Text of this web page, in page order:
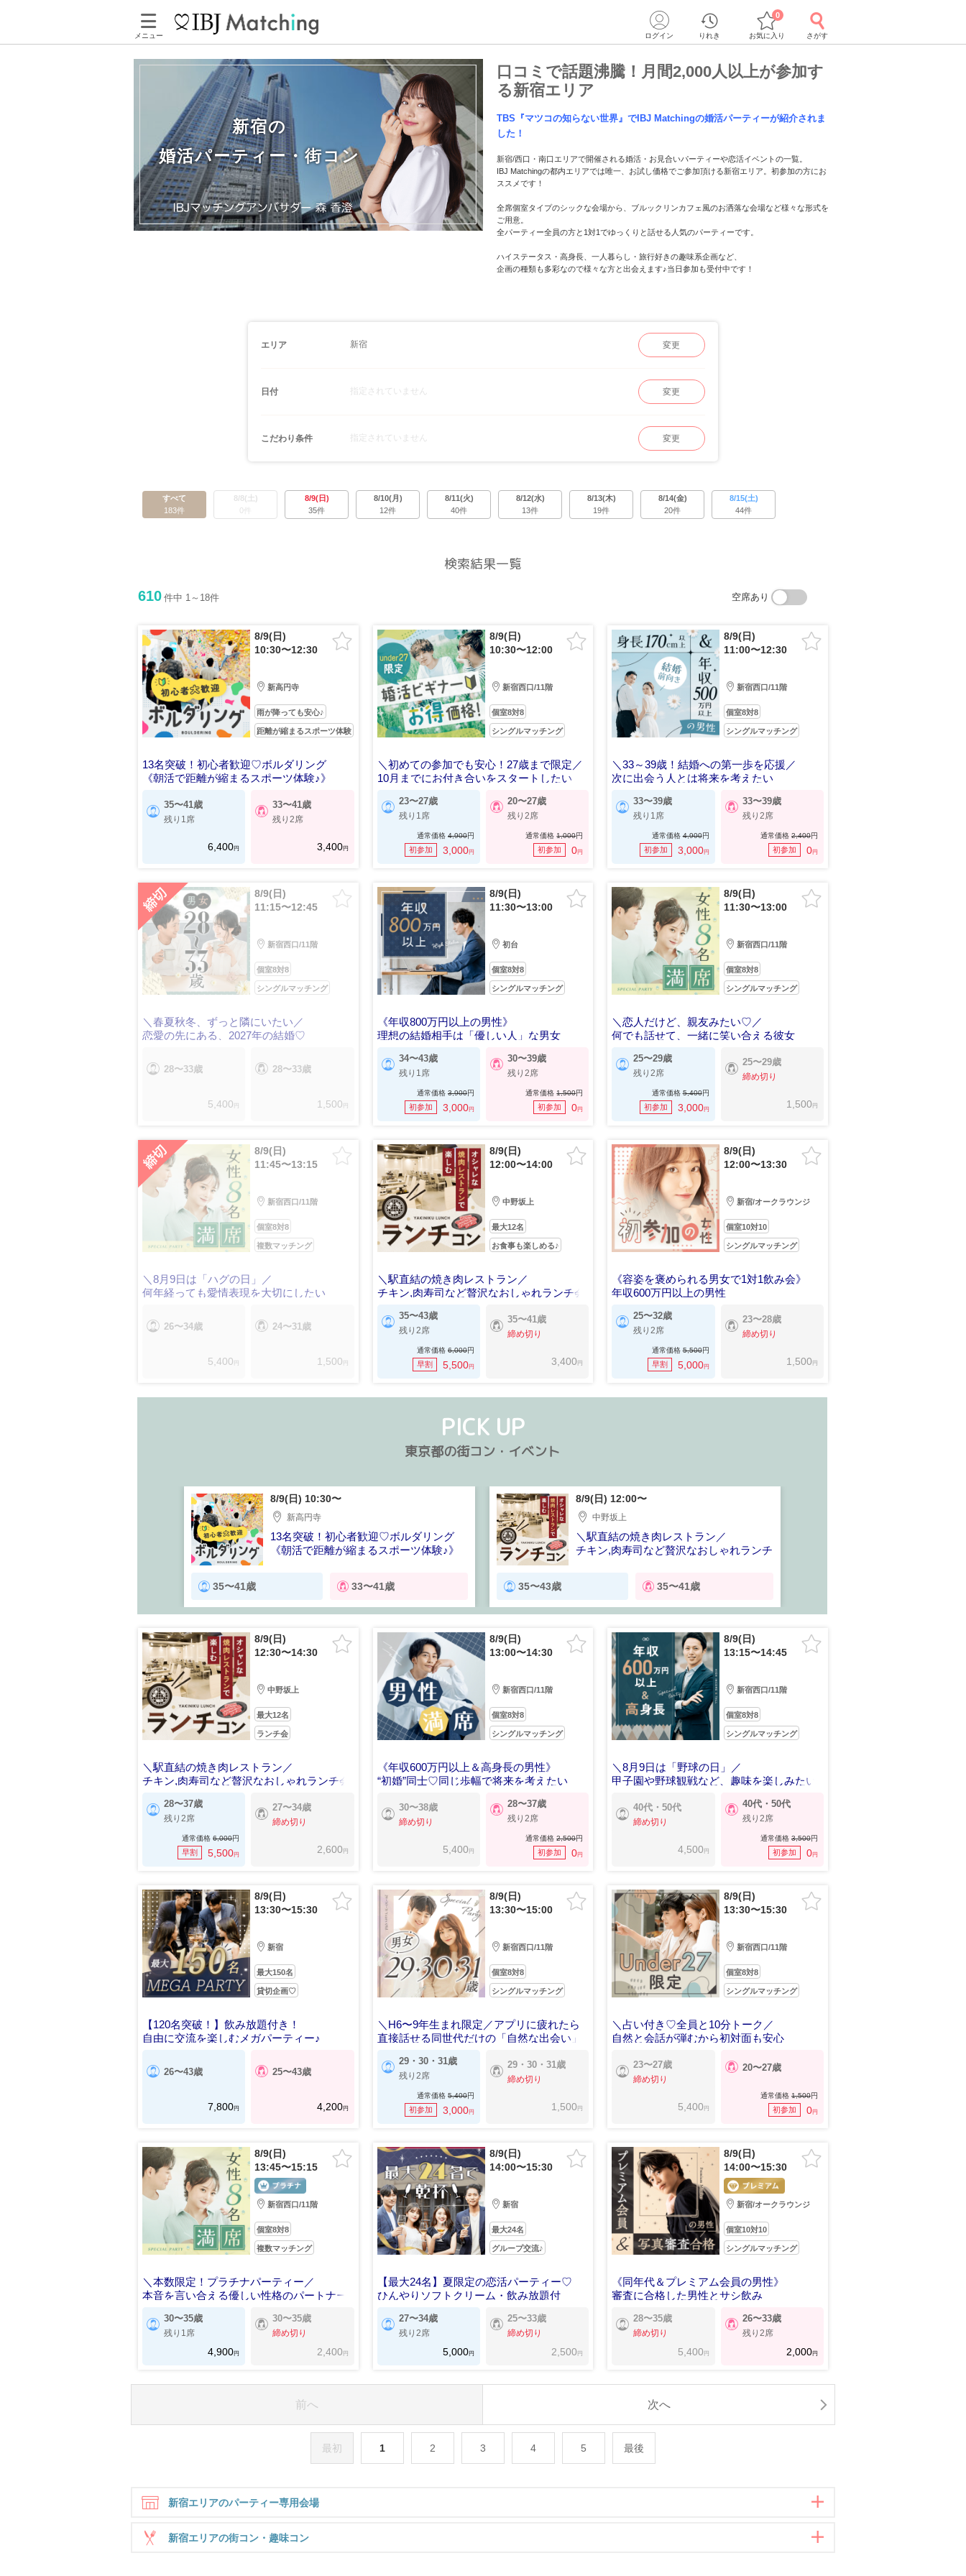
メニュー ログイン りれき お気に入り
0
さがす
新宿の
婚活パーティー・街コン
口コミで話題沸騰！月間2,000人以上が参加す
る新宿エリア
TBS『マツコの知らない世界』でIBJ Matchingの婚活パーティーが紹介されま
した！
新宿/西口・南口エリアで開催される婚活・お見合いパーティーや恋活イベントの一覧。
IBJ Matchingの都内エリアでは唯一、お試し価格でご参加頂ける新宿エリア。初参加の方にお
ススメです！
全席個室タイプのシックな会場から、ブルックリンカフェ風のお洒落な会場など様々な形式を
ご用意。
全パーティー全員の方と1対1でゆっくりと話せる人気のパーティーです。
ハイステータス・高身長、一人暮らし・旅行好きの趣味系企画など、
企画の種類も多彩なので様々な方と出会えます♪当日参加も受付中です！
エリア 新宿 変更
日付 指定されていません 変更
こだわり条件 指定されていません 変更
すべて
183件
8/8(土)
0件
8/9(日)
35件
8/10(月)
12件
8/11(火)
40件
8/12(水)
13件
8/13(木)
19件
8/14(金)
20件
8/15(土)
44件
検索結果一覧
610 件中 1～18件 空席あり
8/9(日)
10:30〜12:30
新高円寺
雨が降っても安心♪
距離が縮まるスポーツ体験
13名突破！初心者歓迎♡ボルダリング
《朝活で距離が縮まるスポーツ体験♪》
35〜41歳
残り1席
6,400円
33〜41歳
残り2席
3,400円
8/9(日)
10:30〜12:00
新宿西口/11階
個室8対8
シングルマッチング
＼初めての参加でも安心！27歳まで限定／
10月までにお付き合いをスタートしたい
23〜27歳
残り1席
通常価格 4,900円
初参加 3,000円
20〜27歳
残り2席
通常価格1,000円
初参加 0円
8/9(日)
11:00〜12:30
新宿西口/11階
個室8対8
シングルマッチング
＼33～39歳！結婚への第一歩を応援／
次に出会う人とは将来を考えたい
33〜39歳
残り1席
通常価格4,900円
初参加 3,000円
33〜39歳
残り2席
通常価格 2,400円
初参加 0円
8/9(日)
11:15〜12:45
新宿西口/11階
個室8対8
シングルマッチング
＼春夏秋冬、ずっと隣にいたい／
恋愛の先にある、2027年の結婚♡
28〜33歳
5,400 円
28〜33歳
1,500 円
8/9(日)
11:30〜13:00
初台
個室8対8
シングルマッチング
《年収800万円以上の男性》
理想の結婚相手は「優しい人」な男女
34〜43歳
残り1席
通常価格 3,900円
初参加 3,000円
30〜39歳
残り2席
通常価格1,500円
初参加 0円
8/9(日)
11:30〜13:00
新宿西口/11階
個室8対8
シングルマッチング
＼恋人だけど、親友みたい♡／
何でも話せて、一緒に笑い合える彼女
25〜29歳
残り2席
通常価格5,400円
初参加 3,000円
25〜29歳
締め切り
1,500 円
8/9(日)
11:45〜13:15
新宿西口/11階
個室8対8
複数マッチング
＼8月9日は「ハグの日」／
何年経っても愛情表現を大切にしたい
26〜34歳
5,400 円
24〜31歳
1,500 円
8/9(日)
12:00〜14:00
中野坂上
最大12名
お食事も楽しめる♪
＼駅直結の焼き肉レストラン／
チキン,肉寿司など贅沢なおしゃれランチ会
35〜43歳
残り2席
通常価格 6,000円
早割 5,500円
35〜41歳
締め切り
3,400 円
8/9(日)
12:00〜13:30
新宿/オークラウンジ
個室10対10
シングルマッチング
《容姿を褒められる男女で1対1飲み会》
年収600万円以上の男性
25〜32歳
残り2席
通常価格5,500円
早割 5,000円
23〜28歳
締め切り
1,500 円
PICK UP
東京都の街コン・イベント
8/9(日) 10:30〜
新高円寺
13名突破！初心者歓迎♡ボルダリング
《朝活で距離が縮まるスポーツ体験♪》
35〜41歳 33〜41歳
8/9(日) 12:00〜
中野坂上
＼駅直結の焼き肉レストラン／
チキン,肉寿司など贅沢なおしゃれランチ
35〜43歳 35〜41歳
8/9(日)
12:30〜14:30
中野坂上
最大12名
ランチ会
＼駅直結の焼き肉レストラン／
チキン,肉寿司など贅沢なおしゃれランチ会
28〜37歳
残り2席
通常価格6,000円
早割 5,500円
27〜34歳
締め切り
2,600 円
8/9(日)
13:00〜14:30
新宿西口/11階
個室8対8
シングルマッチング
《年収600万円以上＆高身長の男性》
“初婚”同士♡同じ歩幅で将来を考えたい
30〜38歳
締め切り
5,400 円
28〜37歳
残り2席
通常価格2,500円
初参加 0円
8/9(日)
13:15〜14:45
新宿西口/11階
個室8対8
シングルマッチング
＼8月9日は「野球の日」／
甲子園や野球観戦など、趣味を楽しみたい
40代・50代
締め切り
4,500 円
40代・50代
残り2席
通常価格 3,500円
初参加 0円
8/9(日)
13:30〜15:30
新宿
最大150名
貸切企画♡
【120名突破！】飲み放題付き！
自由に交流を楽しむメガパーティー♪
26〜43歳
7,800円
25〜43歳
4,200円
8/9(日)
13:30〜15:00
新宿西口/11階
個室8対8
シングルマッチング
＼H6〜9年生まれ限定／アプリに疲れたら
直接話せる同世代だけの「自然な出会い」
29・30・31歳
残り2席
通常価格 5,400円
初参加 3,000円
29・30・31歳
締め切り
1,500 円
8/9(日)
13:30〜15:30
新宿西口/11階
個室8対8
シングルマッチング
＼占い付き♡全員と10分トーク／
自然と会話が弾むから初対面も安心
23〜27歳
締め切り
5,400 円
20〜27歳
通常価格 1,500円
初参加 0円
8/9(日)
13:45〜15:15
新宿西口/11階
個室8対8
複数マッチング
＼本数限定！プラチナパーティー／
本音を言い合える優しい性格のパートナー
30〜35歳
残り1席
4,900円
30〜35歳
締め切り
2,400 円
8/9(日)
14:00〜15:30
新宿
最大24名
グループ交流♪
【最大24名】夏限定の恋活パーティー♡
ひんやりソフトクリーム・飲み放題付
27〜34歳
残り2席
5,000円
25〜33歳
締め切り
2,500 円
8/9(日)
14:00〜15:30
新宿/オークラウンジ
個室10対10
シングルマッチング
《同年代＆プレミアム会員の男性》
審査に合格した男性とサシ飲み
28〜35歳
締め切り
5,400 円
26〜33歳
残り2席
2,000円
前へ 次へ
最初 1 2 3 4 5 最後
新宿エリアのパーティー専用会場
新宿エリアの街コン・趣味コン